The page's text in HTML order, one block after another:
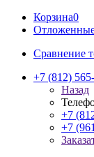
Корзина0
Сравнение
+7 (812)
Назад
+7
+7